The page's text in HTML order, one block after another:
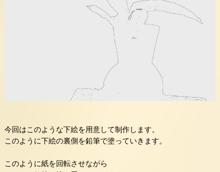
今回はこのような下絵を用意して制作します。
このように下絵の裏側を鉛筆で塗っていきます。
このように紙を回転させながら